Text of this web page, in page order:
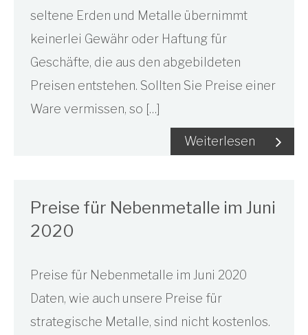
seltene Erden und Metalle übernimmt
keinerlei Gewähr oder Haftung für
Geschäfte, die aus den abgebildeten
Preisen entstehen. Sollten Sie Preise einer
Ware vermissen, so […]
Weiterlesen
Preise für Nebenmetalle im Juni
2020
Preise für Nebenmetalle im Juni 2020
Daten, wie auch unsere Preise für
strategische Metalle, sind nicht kostenlos.